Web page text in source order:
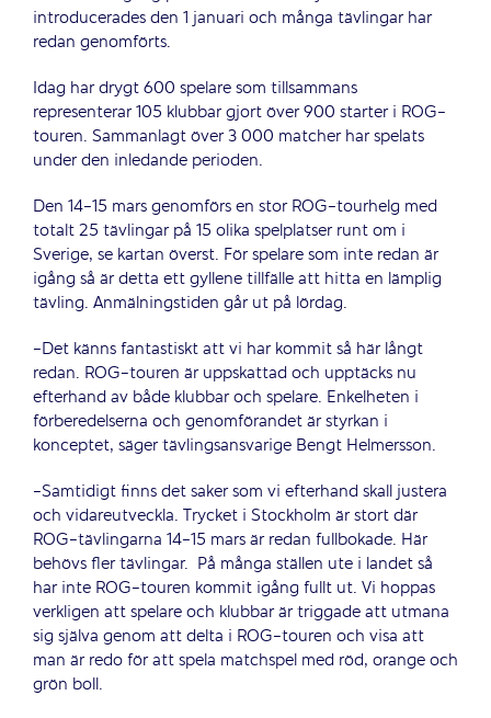
introducerades den 1 januari och många tävlingar har
redan genomförts.
Idag har drygt 600 spelare som tillsammans
representerar 105 klubbar gjort över 900 starter i ROG-
touren. Sammanlagt över 3 000 matcher har spelats
under den inledande perioden.
Den 14-15 mars genomförs en stor ROG-tourhelg med
totalt 25 tävlingar på 15 olika spelplatser runt om i
Sverige, se kartan överst. För spelare som inte redan är
igång så är detta ett gyllene tillfälle att hitta en lämplig
tävling. Anmälningstiden går ut på lördag.
-Det känns fantastiskt att vi har kommit så här långt
redan. ROG-touren är uppskattad och upptäcks nu
efterhand av både klubbar och spelare. Enkelheten i
förberedelserna och genomförandet är styrkan i
konceptet, säger tävlingsansvarige Bengt Helmersson.
-Samtidigt finns det saker som vi efterhand skall justera
och vidareutveckla. Trycket i Stockholm är stort där
ROG-tävlingarna 14-15 mars är redan fullbokade. Här
behövs fler tävlingar. På många ställen ute i landet så
har inte ROG-touren kommit igång fullt ut. Vi hoppas
verkligen att spelare och klubbar är triggade att utmana
sig själva genom att delta i ROG-touren och visa att
man är redo för att spela matchspel med röd, orange och
grön boll.